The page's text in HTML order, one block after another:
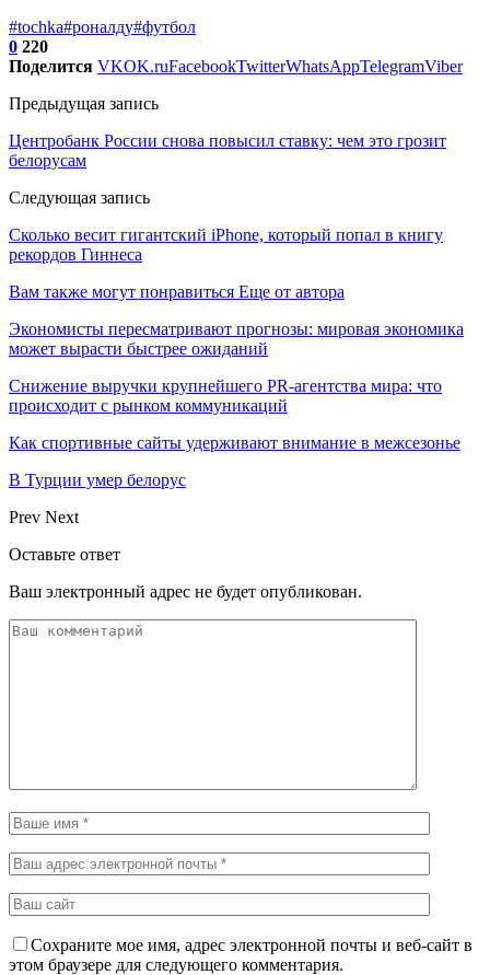
#tochka#роналду#футбол
0 220
Поделится VKOK.ruFacebookTwitterWhatsAppTelegramViber
Предыдущая запись
Центробанк России снова повысил ставку: чем это грозит
белорусам
Следующая запись
Сколько весит гигантский iPhone, который попал в книгу
рекордов Гиннеса
Вам также могут понравиться Еще от автора
Экономисты пересматривают прогнозы: мировая экономика
может вырасти быстрее ожиданий
Снижение выручки крупнейшего PR-агентства мира: что
происходит с рынком коммуникаций
Как спортивные сайты удерживают внимание в межсезонье
В Турции умер белорус
Prev Next
Оставьте ответ
Ваш электронный адрес не будет опубликован.
Сохраните мое имя, адрес электронной почты и веб-сайт в
этом браузере для следующего комментария.